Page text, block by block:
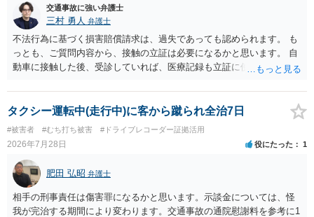
やご家族等が加入している保険に、今回の事故で利用できる弁護士費
用特約が付帯しているか なお、被害者は叔母様ご本人となりますの
で、弁護士が受任する場合には、叔母様ご本人の依頼意思等を確認す
る必要があります。日本語での十分な意思疎通が難しいとのことです
ので、そのあたりのご事情も踏まえて、依頼意思の確認方法等を検討
交通事故に強い弁護士
三村 勇人 弁護士
不法行為に基づく損害賠償請求は、過失であっても認められます。 も
っとも、ご質問内容から、接触の立証は必要になるかと思います。 自
動車に接触した後、受診していれば、医療記録も立証に使えるかと思
士にご相談ください。
タクシー運転中(走行中)に客から蹴られ全治7日
#被害者 #むち打ち被害 #ドライブレコーダー証拠活用
2026年7月28日 役にたった 1
肥田 弘昭 弁護士
相手の刑事責任は傷害罪になるかと思います。示談金については、怪
我が完治する期間により変わります。交通事故の通院慰謝料を参考に1